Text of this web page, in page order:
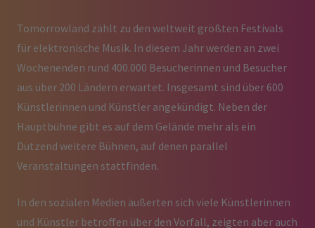
Tomorrowland zählt zu den weltweit größten Festivals
für elektronische Musik. In diesem Jahr werden an zwei
Wochenenden rund 400.000 Besucherinnen und Besucher
aus über 200 Ländern erwartet. Insgesamt sind über 600
Künstlerinnen und Künstler angekündigt. Neben der
Hauptbühne gibt es auf dem Gelände mehr als ein
Dutzend weitere Bühnen, auf denen parallel
Veranstaltungen stattfinden.
In den sozialen Medien äußerten sich viele Künstlerinnen
und Künstler betroffen über den Vorfall, zeigten aber auch